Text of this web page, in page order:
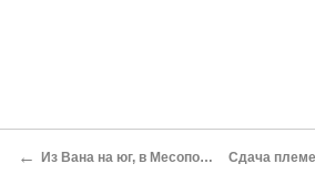
← Из Вана на юг, в Месопотамию